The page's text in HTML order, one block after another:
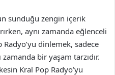
sunduğu zengin içerik
aynı zamanda eğlenceli
Radyo’yu dinlemek, sadece
bir yaşam tarzıdır.
Kral Pop Radyo’yu